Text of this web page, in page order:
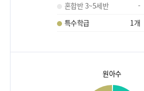
혼합반 3~5세반
-
특수학급
1개
원아수